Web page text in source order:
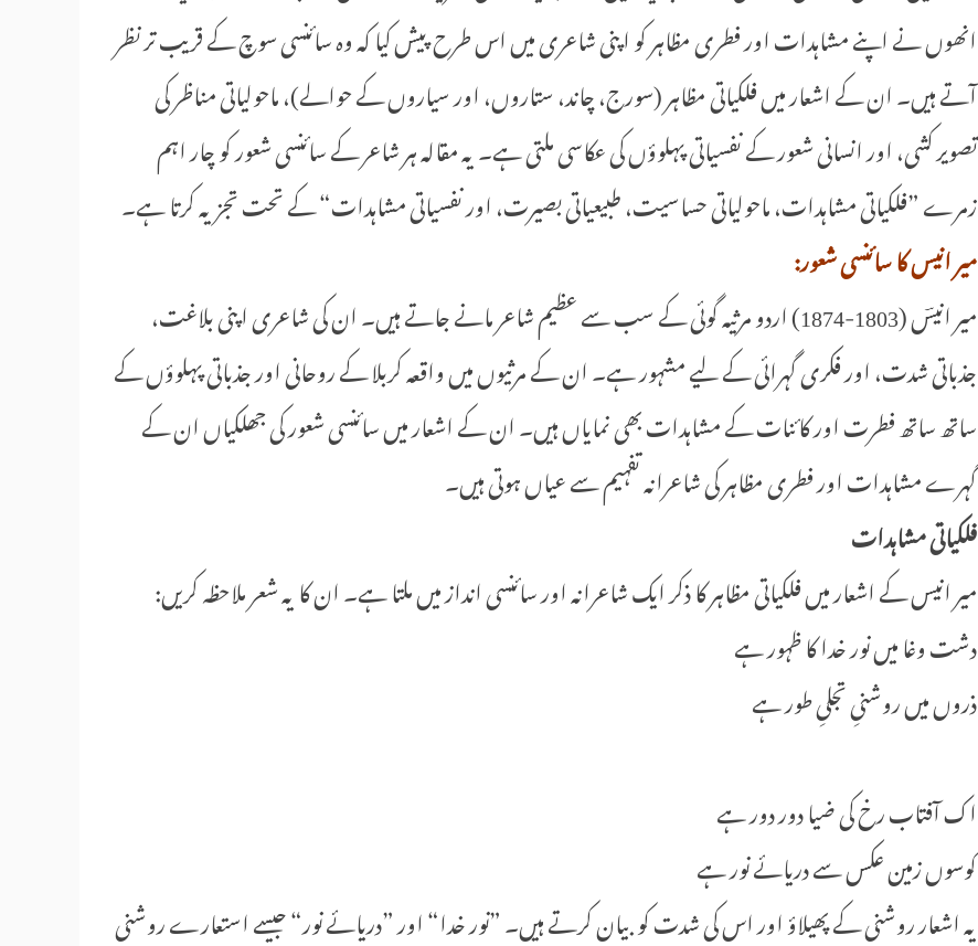
انھوں نے اپنے مشاہدات اور فطری مظاہر کو اپنی شاعری میں اس طرح پیش کیا کہ وہ سائنسی سوچ کے قریب تر نظر
آتے ہیں۔ ان کے اشعار میں فلکیاتی مظاہر (سورج، چاند، ستاروں، اور سیاروں کے حوالے)، ماحولیاتی مناظر کی
تصویر کشی، اور انسانی شعور کے نفسیاتی پہلوؤں کی عکاسی ملتی ہے۔ یہ مقالہ ہر شاعر کے سائنسی شعور کو چار اہم
زمرے ”فلکیاتی مشاہدات، ماحولیاتی حساسیت، طبیعیاتی بصیرت، اور نفسیاتی مشاہدات“ کے تحت تجزیہ کرتا ہے۔
میر انیس کا سائنسی شعور:
میر انیسؔ (1803-1874) اردو مرثیہ گوئی کے سب سے عظیم شاعر مانے جاتے ہیں۔ ان کی شاعری اپنی بلاغت،
جذباتی شدت، اور فکری گہرائی کے لیے مشہور ہے۔ ان کے مرثیوں میں واقعہ کربلا کے روحانی اور جذباتی پہلوؤں کے
ساتھ ساتھ فطرت اور کائنات کے مشاہدات بھی نمایاں ہیں۔ ان کے اشعار میں سائنسی شعور کی جھلکیاں ان کے
گہرے مشاہدات اور فطری مظاہر کی شاعرانہ تفہیم سے عیاں ہوتی ہیں۔
فلکیاتی مشاہدات
میر انیس کے اشعار میں فلکیاتی مظاہر کا ذکر ایک شاعرانہ اور سائنسی انداز میں ملتا ہے۔ ان کا یہ شعر ملاحظہ کریں:
دشت وغا میں نور خدا کا ظہور ہے
ذروں میں روشنیِ تجلیِ طور ہے
اک آفتاب رخ کی ضیا دور دور ہے
کوسوں زمین عکس سے دریائے نور ہے
یہ اشعار روشنی کے پھیلاؤ اور اس کی شدت کو بیان کرتے ہیں۔ ”نور خدا“ اور ”دریائے نور“ جیسے استعارے روشنی